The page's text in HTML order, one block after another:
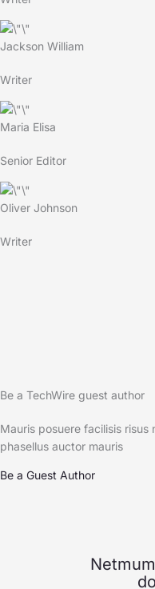
Jackson William
Writer
Maria Elisa
Senior Editor
Oliver Johnson
Writer
Be a TechWire guest author
Mauris posuere facilisis
phasellus auctor mauris
Be a Guest Author